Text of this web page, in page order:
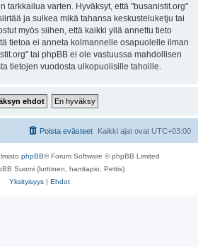
tarkkailua varten. Hyväksyt, että "busanistit.org"
ja sulkea mikä tahansa keskusteluketju tai
myös siihen, että kaikki yllä annettu tieto
tietoa ei anneta kolmannelle osapuolelle ilman
tai phpBB ei ole vastuussa mahdollisen
tietojen vuodosta ulkopuolisille tahoille.
Kaikki ajat ovat UTC+03:00
Poista evästeet
phpBB® Forum Software © phpBB Limited
Suomi (lurttinen, harritapio, Pettis)
Yksityisyys | Ehdot